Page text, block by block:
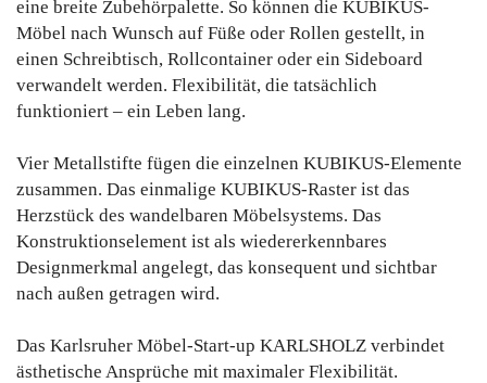
eine breite Zubehörpalette. So können die KUBIKUS-
Möbel nach Wunsch auf Füße oder Rollen gestellt, in
einen Schreibtisch, Rollcontainer oder ein Sideboard
verwandelt werden. Flexibilität, die tatsächlich
funktioniert – ein Leben lang.
Vier Metallstifte fügen die einzelnen KUBIKUS-Elemente
zusammen. Das einmalige KUBIKUS-Raster ist das
Herzstück des wandelbaren Möbelsystems. Das
Konstruktionselement ist als wiedererkennbares
Designmerkmal angelegt, das konsequent und sichtbar
nach außen getragen wird.
Das Karlsruher Möbel-Start-up KARLSHOLZ verbindet
ästhetische Ansprüche mit maximaler Flexibilität.